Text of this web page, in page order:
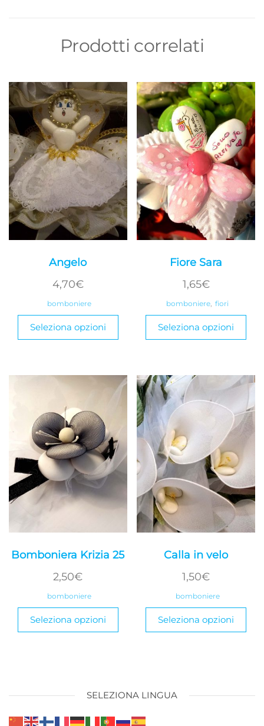
Prodotti correlati
Angelo
4,70€
bomboniere
Seleziona opzioni
Fiore Sara
1,65€
bomboniere fiori
Seleziona opzioni
Bomboniera Krizia 25
2,50€
bomboniere
Seleziona opzioni
Calla in velo
1,50€
bomboniere
Seleziona opzioni
SELEZIONA LINGUA